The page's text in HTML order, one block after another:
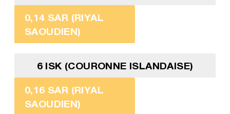
0,14 SAR (RIYAL
SAOUDIEN)
6 ISK (COURONNE ISLANDAISE)
0,16 SAR (RIYAL
SAOUDIEN)